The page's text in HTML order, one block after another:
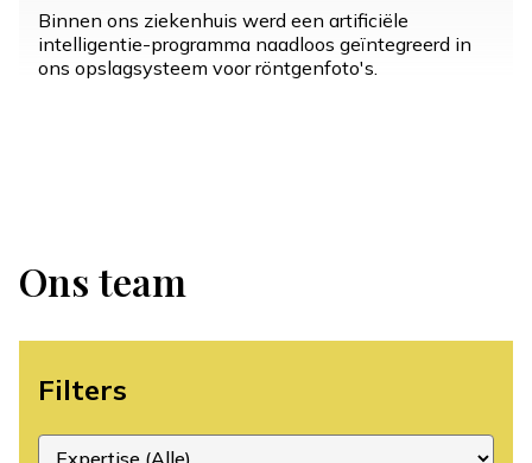
Binnen ons ziekenhuis werd een artificiële
intelligentie-programma naadloos geïntegreerd in
ons opslagsysteem voor röntgenfoto's.
Ons team
Filters